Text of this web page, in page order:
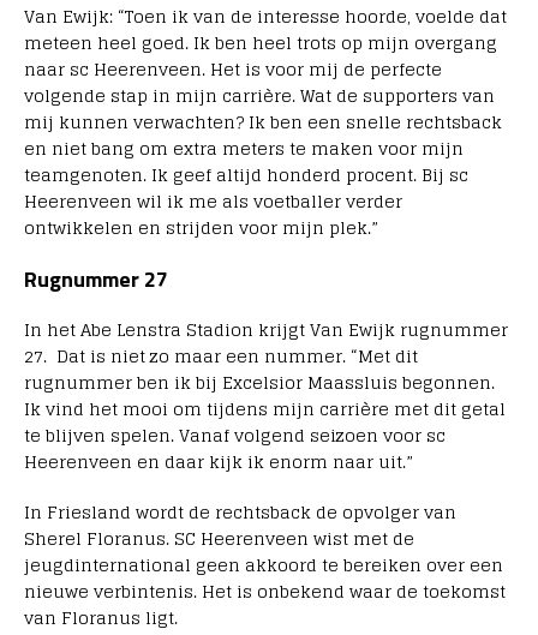
Van Ewijk: “Toen ik van de interesse hoorde, voelde dat
meteen heel goed. Ik ben heel trots op mijn overgang
naar sc Heerenveen. Het is voor mij de perfecte
volgende stap in mijn carrière. Wat de supporters van
mij kunnen verwachten? Ik ben een snelle rechtsback
en niet bang om extra meters te maken voor mijn
teamgenoten. Ik geef altijd honderd procent. Bij sc
Heerenveen wil ik me als voetballer verder
ontwikkelen en strijden voor mijn plek.”
Rugnummer 27
In het Abe Lenstra Stadion krijgt Van Ewijk rugnummer
27. Dat is niet zo maar een nummer. “Met dit
rugnummer ben ik bij Excelsior Maassluis begonnen.
Ik vind het mooi om tijdens mijn carrière met dit getal
te blijven spelen. Vanaf volgend seizoen voor sc
Heerenveen en daar kijk ik enorm naar uit.”
In Friesland wordt de rechtsback de opvolger van
Sherel Floranus. SC Heerenveen wist met de
jeugdinternational geen akkoord te bereiken over een
nieuwe verbintenis. Het is onbekend waar de toekomst
van Floranus ligt.